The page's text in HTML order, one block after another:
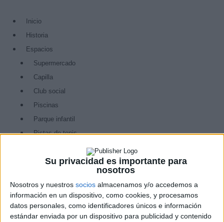
Su privacidad es importante para
nosotros
Nosotros y nuestros socios almacenamos y/o accedemos a
información en un dispositivo, como cookies, y procesamos
datos personales, como identificadores únicos e información
estándar enviada por un dispositivo para publicidad y contenido
content
Inicio
Historia
Espacios
Supermercado
Capilla
Club social
Piscinas
Parque infantil
Pistas de tenis
Otras zonas deportivas
Atención en oficina de administración
Actividades
Noticias